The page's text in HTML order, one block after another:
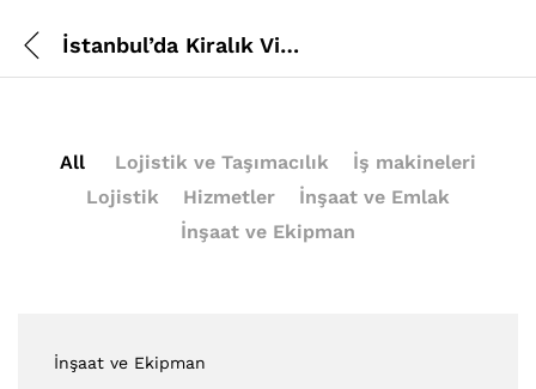
İstanbul’da Kiralık Vinç Hizmetleri: Üsküdar’da Sepetli Vinç Seçenekleri
All Lojistik ve Taşımacılık
İş makineleri
Lojistik
Hizmetler
İnşaat ve Emlak
İnşaat ve Ekipman
İnşaat ve Ekipman